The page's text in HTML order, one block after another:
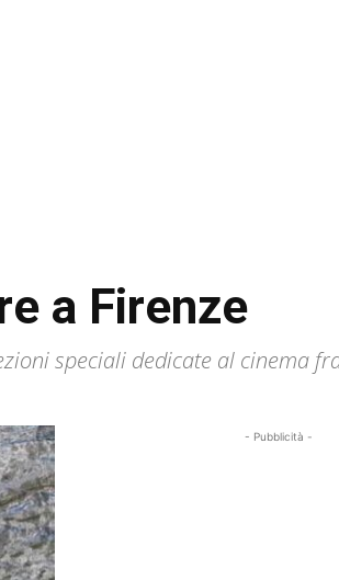
a Firenze
speciali dedicate al cinema
- Pubblicità -